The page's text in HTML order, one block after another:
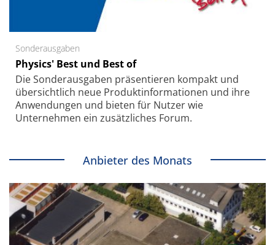
Sonderausgaben
Physics' Best und Best of
Die Sonder­ausgaben präsentieren kompakt und
übersichtlich neue Produkt­informationen und ihre
Anwendungen und bieten für Nutzer wie
Unternehmen ein zusätzliches Forum.
Anbieter des Monats